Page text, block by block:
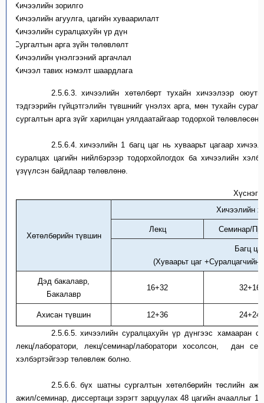
Хичээлийн зорилго
Хичээлийн агуулга, цагийн хуваарилалт
Хичээлийн суралцахуйн үр дүн
Сургалтын арга зүйн төлөвлөлт
Хичээлийн үнэлгээний аргачлал
Хичээл тавих нэмэлт шаардлага
2.5.6.3. хичээлийн хөтөлбөрттухайн хичээлээр
тэдгээрийн гүйцэтгэлийн түвшнийг үнэлэх арга , мөн тухайн
сургалтын арга зүйг харилцан уялдаатайгаар тодорхой төлөвлөсөн
2.5.6.4. хичээлийн 1 багц цаг ньхуваарьт цагаар
суралцах цагийн нийлбэрээр тодорхойлогдох ба хичээлийн
үзүүлсэн байдлаар төлөвлөнө.
Хүснэгт
Хөтөлбөрийн түвшин
Хичээлийн
Лекц Семинар/
Багц цаг
(Хуваарьт цаг +Суралцагчийн
Дэд бакалавр,
Бакалавр
16+32 32+16
Ахисан түвшин 12+36 24+24
2.5.6.5. хичээлийн суралцахуйн үр дүнгээс хамааран
лекц/лаборатори, лекц/семинар/лаборатори хосолсон,
дан
хэлбэртэйгээр төлөвлөж болно.
2.5.6.6. бүх шатны сургалтын хөтөлбөрийн төслийн
ажил/семинар, диссертаци зэрэгт зарцуулах 48 цагийн ачааллыг